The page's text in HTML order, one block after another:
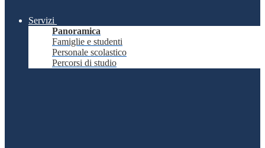
Servizi
Panoramica
Famiglie e studenti
Personale scolastico
Percorsi di studio